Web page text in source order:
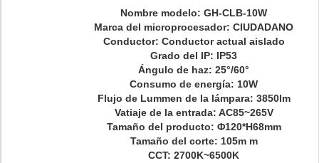
Nombre modelo: GH-CLB-10W
Marca del microprocesador: CIUDADANO
Conductor: Conductor actual aislado
Grado del IP: IP53
Ángulo de haz: 25°/60°
Consumo de energía: 10W
Flujo de Lummen de la lámpara: 3850lm
Vatiaje de la entrada: AC85~265V
Tamaño del producto: Φ120*H68mm
Tamaño del corte: 105m m
CCT: 2700K~6500K